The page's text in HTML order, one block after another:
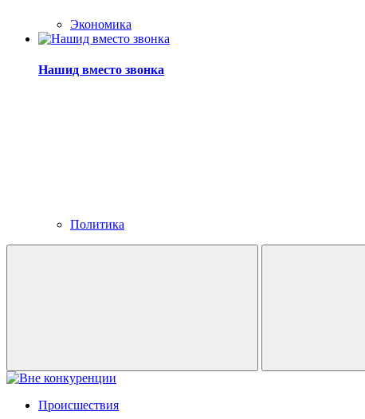
Экономика
Нашид вместо звонка
Политика
Происшествия